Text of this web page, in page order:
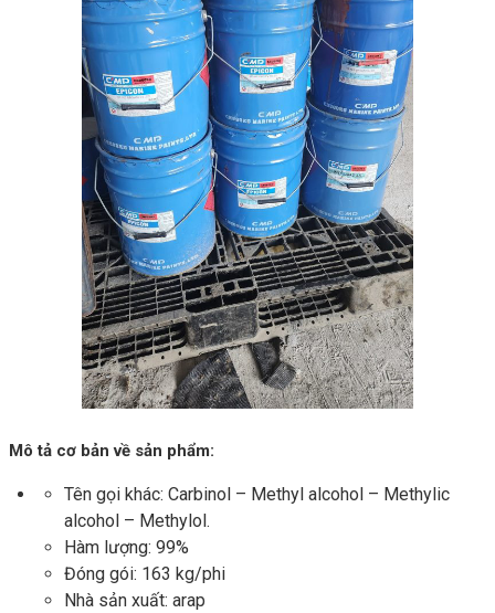
Mô tả cơ bản về sản phẩm:
Tên gọi khác: Carbinol – Methyl alcohol – Methylic
alcohol – Methylol.
Hàm lượng: 99%
Đóng gói: 163 kg/phi
Nhà sản xuất: arap